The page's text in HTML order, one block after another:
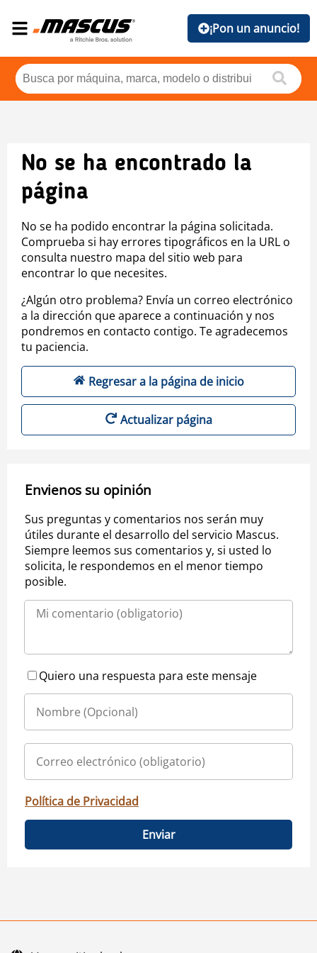
¡Pon un anuncio!
No se ha encontrado la
página
No se ha podido encontrar la página solicitada.
Comprueba si hay errores tipográficos en la URL o
consulta nuestro mapa del sitio web para
encontrar lo que necesites.
¿Algún otro problema? Envía un correo electrónico
a la dirección que aparece a continuación y nos
pondremos en contacto contigo. Te agradecemos
tu paciencia.
Regresar a la página de inicio
Actualizar página
Envienos su opinión
Sus preguntas y comentarios nos serán muy
útiles durante el desarrollo del servicio Mascus.
Siempre leemos sus comentarios y, si usted lo
solicita, le respondemos en el menor tiempo
posible.
Quiero una respuesta para este mensaje
Política de Privacidad
Enviar